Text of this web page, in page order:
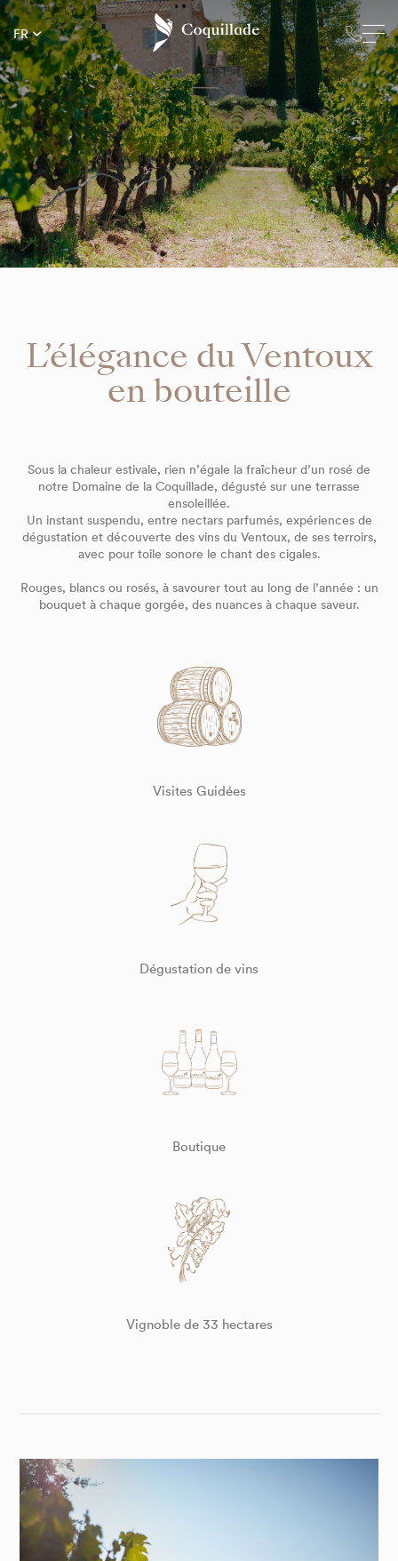
FR
L’élégance du Ventoux
en bouteille
Sous la chaleur estivale, rien n’égale la fraîcheur d’un rosé de
notre Domaine de la Coquillade, dégusté sur une terrasse
ensoleillée.
Un instant suspendu, entre nectars parfumés, expériences de
dégustation et découverte des vins du Ventoux, de ses terroirs,
avec pour toile sonore le chant des cigales.
Rouges, blancs ou rosés, à savourer tout au long de l’année : un
bouquet à chaque gorgée, des nuances à chaque saveur.
Visites Guidées
Dégustation de vins
Boutique
Vignoble de 33 hectares